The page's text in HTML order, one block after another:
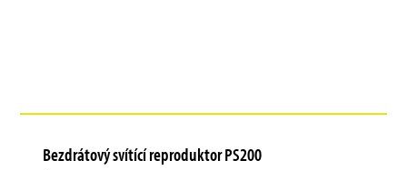
Bezdrátový svítící reproduktor PS200